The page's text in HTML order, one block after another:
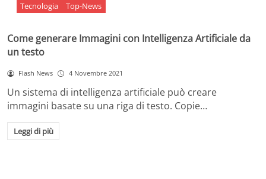
Tecnologia Top-News
Come generare Immagini con Intelligenza Artificiale da
un testo
Flash News 4 Novembre 2021
Un sistema di intelligenza artificiale può creare
immagini basate su una riga di testo. Copie…
Leggi di più